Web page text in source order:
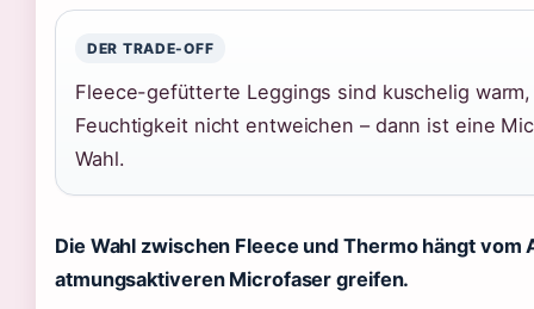
DER TRADE-OFF
Fleece-gefütterte Leggings sind kuschelig
Feuchtigkeit nicht entweichen – dann ist eine
Wahl.
Die Wahl zwischen Fleece und Thermo hängt
atmungsaktiveren Microfaser greifen.